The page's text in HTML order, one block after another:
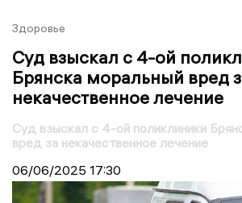
Здоровье
Суд взыскал с 4-ой
Брянска моральный вред
некачественное лечение
Суд взыскал с 4-ой поликлиники
вред за некачественное лечение
06/06/2025 17:30